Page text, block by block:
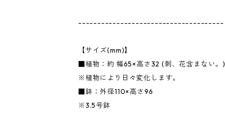
--------------------------------------
【サイズ(mm)】
■植物：約 幅65×高さ32 (刺、花含まない。)
※植物により日々変化します。
■鉢：外径110×高さ96
※3.5号鉢